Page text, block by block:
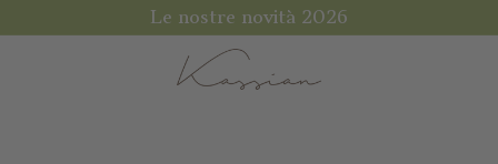
Le nostre novità 2026